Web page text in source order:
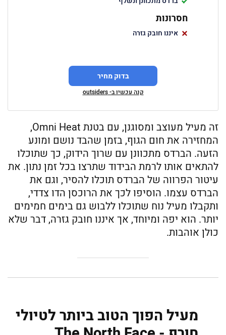
חסרונות
איננו חובק גזרה
בדוק מחיר
קנה עכשיו ב- outsiders
זה מעיל מעוצב ומסוגנן, עם בטנת Omni Heat,
המחזירה את חום הגוף, בזמן שהבד נושם ומונע
הזעה. הברדס מתכוונן עם שרוך הידוק, כך שתוכלו
להתאים אותו לרמת הבידוד שתרצו בכל זמן נתון. את
עיטור הפרווה של הברדס תוכלו להסיר, וגם את
הברדס עצמו. הוסיפו לכך את הרוכסן הדו צדדי,
ותקבלו מעיל נוח שתוכלו ללבוש גם בימים חמימים
יותר. הוא יפה ומיוחד, אך איננו חובק גזרה, דבר שלא
כולן אוהבות.
מעיל הפוך הטוב ביותר לטיולי